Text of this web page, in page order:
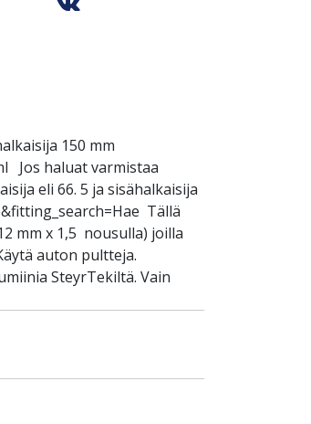
150 mm
Jos haluat varmistaa
eli 66. 5 ja sisähalkaisija
Tällä
mm x 1,5 nousulla) joilla
auton pultteja.
SteyrTekiltä. Vain